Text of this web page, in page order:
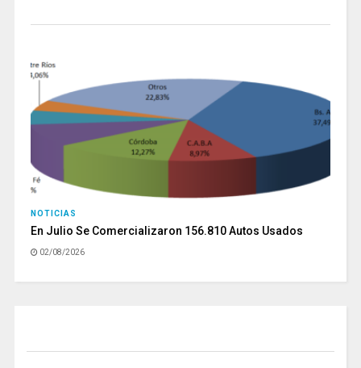
NOTICIAS
En Julio Se Comercializaron 156.810 Autos Usados
02/08/2026